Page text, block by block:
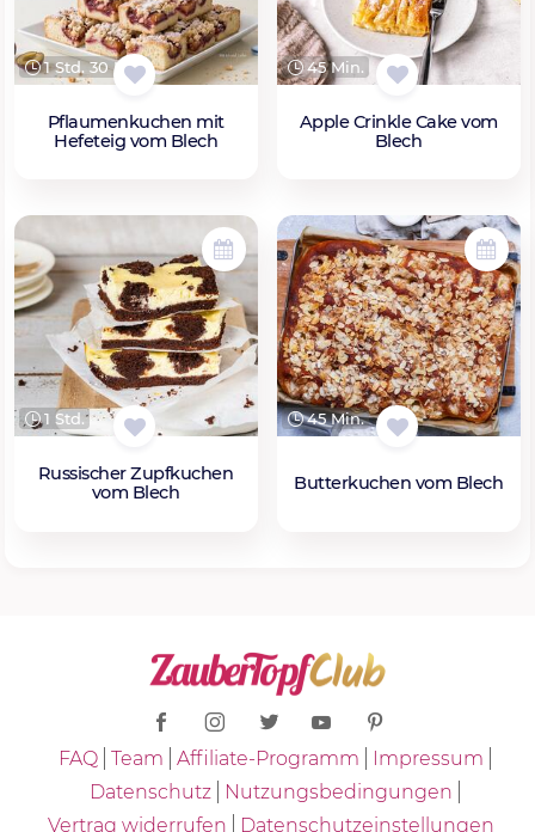
1 Std. 30 Min.
Pflaumenkuchen mit
Hefeteig vom Blech
45 Min.
Apple Crinkle Cake vom
Blech
1 Std.
Russischer Zupfkuchen
vom Blech
45 Min.
Butterkuchen vom Blech
FAQ Team Affiliate-Programm
Impressum
Datenschutz
Nutzungsbedingungen
Vertrag widerrufen
Datenschutzeinstellungen